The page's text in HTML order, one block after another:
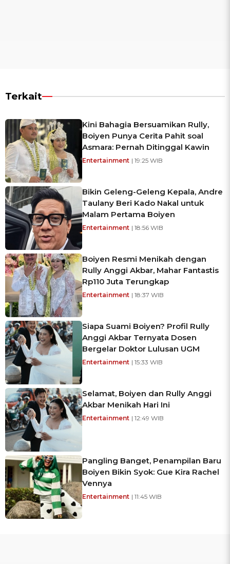
Terkait
Kini Bahagia Bersuamikan Rully,
Boiyen Punya Cerita Pahit soal
Asmara: Pernah Ditinggal Kawin
Entertainment | 19:25 WIB
Bikin Geleng-Geleng Kepala, Andre
Taulany Beri Kado Nakal untuk
Malam Pertama Boiyen
Entertainment | 18:56 WIB
Boiyen Resmi Menikah dengan
Rully Anggi Akbar, Mahar Fantastis
Rp110 Juta Terungkap
Entertainment | 18:37 WIB
Siapa Suami Boiyen? Profil Rully
Anggi Akbar Ternyata Dosen
Bergelar Doktor Lulusan UGM
Entertainment | 15:33 WIB
Selamat, Boiyen dan Rully Anggi
Akbar Menikah Hari Ini
Entertainment | 12:49 WIB
Pangling Banget, Penampilan Baru
Boiyen Bikin Syok: Gue Kira Rachel
Vennya
Entertainment | 11:45 WIB